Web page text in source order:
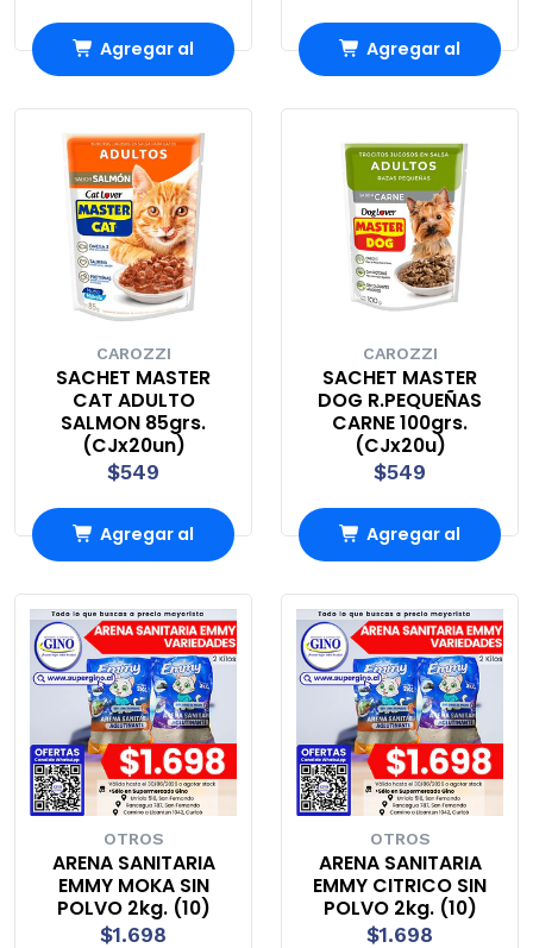
Agregar al Agregar al
CAROZZI
SACHET MASTER
CAT ADULTO
SALMON 85grs.
(CJx20un)
$549
Agregar al
CAROZZI
SACHET MASTER
DOG R.PEQUEÑAS
CARNE 100grs.
(CJx20u)
$549
Agregar al
OTROS
ARENA SANITARIA
EMMY MOKA SIN
POLVO 2kg. (10)
$1.698
OTROS
ARENA SANITARIA
EMMY CITRICO SIN
POLVO 2kg. (10)
$1.698